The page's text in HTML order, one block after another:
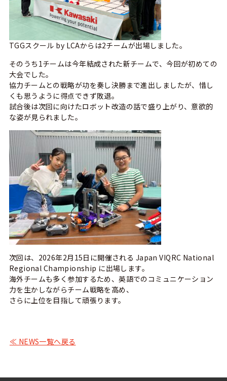
TGGスクール by LCAからは2チームが出場しました。
そのうち1チームは今年結成された新チームで、今回が初めての
大会でした。
協力チームとの戦略が功を奏し決勝まで進出しましたが、惜し
くも思うように得点できず敗退。
試合後は次回に向けたロボット改造の話で盛り上がり、意欲的
な姿が見られました。
次回は、2026年2月15日に開催される Japan VIQRC National
Regional Championship に出場します。
海外チームも多く参加するため、英語でのコミュニケーション
力を生かしながらチーム戦略を高め、
さらに上位を目指して頑張ります。
≪ NEWS一覧へ戻る